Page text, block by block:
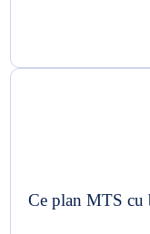
Ce plan MTS cu